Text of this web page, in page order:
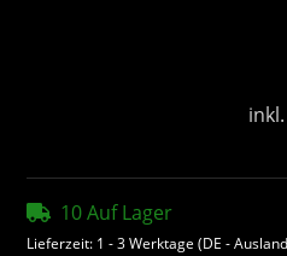
10 Auf Lager
Lieferzeit: 1 - 3 Werktage(DE -